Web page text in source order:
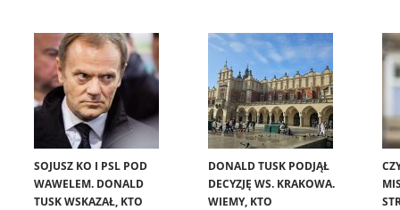
SOJUSZ KO I PSL POD
WAWELEM. DONALD
TUSK WSKAZAŁ, KTO
DONALD TUSK PODJĄŁ
DECYZJĘ WS. KRAKOWA.
WIEMY, KTO